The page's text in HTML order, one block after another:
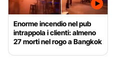
Enorme incendio nel pub
intrappola i clienti: almeno
27 morti nel rogo a Bangkok